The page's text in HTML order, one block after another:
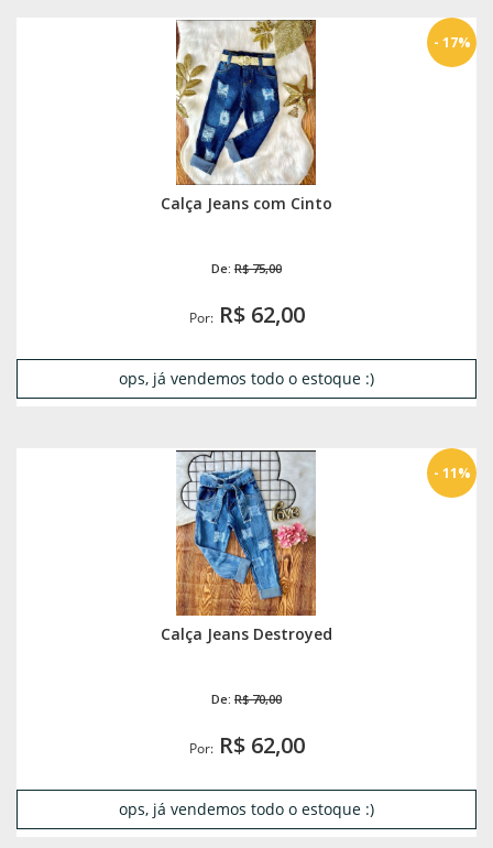
Calça Jeans com Cinto
De: R$ 75,00
Por:R$ 62,00
- 17%
ops, já vendemos todo o estoque :)
Calça Jeans Destroyed
De: R$ 70,00
Por:R$ 62,00
- 11%
ops, já vendemos todo o estoque :)